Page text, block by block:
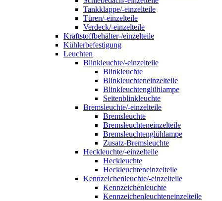
Tankklappe/-einzelteile
Türen/-einzelteile
Verdeck/-einzelteile
Kraftstoffbehälter-/einzelteile
Kühlerbefestigung
Leuchten
Blinkleuchte/-einzelteile
Blinkleuchte
Blinkleuchteneinzelteile
Blinkleuchtenglühlampe
Seitenblinkleuchte
Bremsleuchte/-einzelteile
Bremsleuchte
Bremsleuchteneinzelteile
Bremsleuchtenglühlampe
Zusatz-Bremsleuchte
Heckleuchte/-einzelteile
Heckleuchte
Heckleuchteneinzelteile
Kennzeichenleuchte/-einzelteile
Kennzeichenleuchte
Kennzeichenleuchteneinzelteile